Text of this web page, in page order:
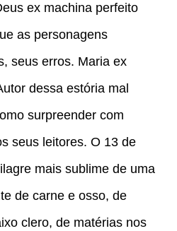
ex machina perfeito
as personagens
seus erros. Maria ex
dessa estória mal
surpreender com
seus leitores. O 13 de
mais sublime de uma
de carne e osso, de
clero, de matérias nos